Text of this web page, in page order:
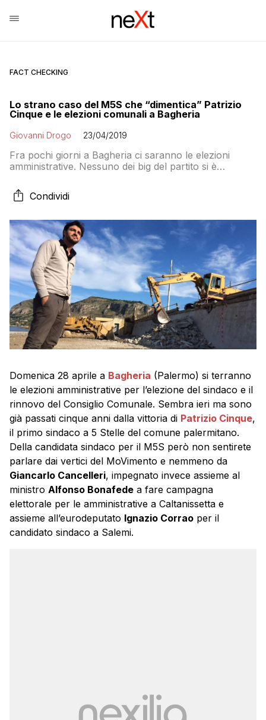
FACT CHECKING
Lo strano caso del M5S che “dimentica” Patrizio
Cinque e le elezioni comunali a Bagheria
Giovanni Drogo 23/04/2019
Fra pochi giorni a Bagheria ci saranno le elezioni
amministrative. Nessuno dei big del partito si è
che non è Patrizio Cinque, autosospeso da più di un
anno ma tranquillamente al governo del comune
edilizi nella casa di famiglia
Condividi
Domenica 28 aprile a Bagheria (Palermo) si terranno
le elezioni amministrative per l’elezione del sindaco e il
rinnovo del Consiglio Comunale. Sembra ieri ma sono
già passati cinque anni dalla vittoria di Patrizio Cinque,
il primo sindaco a 5 Stelle del comune palermitano.
Della candidata sindaco per il M5S però non sentirete
parlare dai vertici del MoVimento e nemmeno da
Giancarlo Cancelleri, impegnato invece assieme al
ministro Alfonso Bonafede a fare campagna
elettorale per le amministrative a Caltanissetta e
assieme all’eurodeputato Ignazio Corrao per il
candidato sindaco a Salemi.